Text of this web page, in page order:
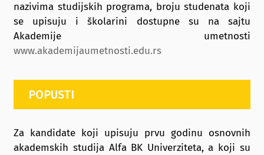
nazivima studijskih programa, broju studenata koji
se upisuju i školarini dostupne su na sajtu
Akademije umetnosti
www.akademijaumetnosti.edu.rs
POPUSTI
Za kandidate koji upisuju prvu godinu osnovnih
akademskih studija Alfa BK Univerziteta, a koji su